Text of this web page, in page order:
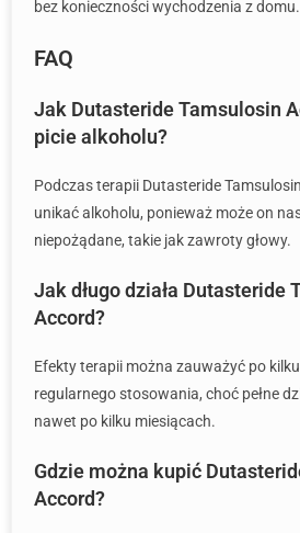
bez konieczności wychodzenia z domu.
FAQ
Jak Dutasteride Tamsulosin
picie alkoholu?
Podczas terapii Dutasteride
unikać alkoholu, ponieważ może on
niepożądane, takie jak zawroty głowy.
Jak długo działa Dutasteride
Accord?
Efekty terapii można zauważyć po
regularnego stosowania, choć pełne
nawet po kilku miesiącach.
Gdzie można kupić
Accord?